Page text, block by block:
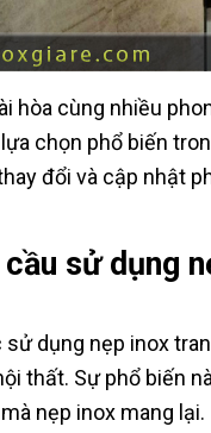
hòa cùng nhiều
chọn phổ biến
đổi và cập nhật
cầu sử dụng
dụng nẹp inox
thất. Sự phổ biến
nẹp inox mang lại.